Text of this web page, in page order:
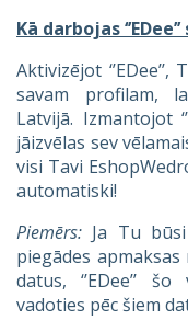
Kā darbojas
Aktivizējot
savam profilam,
Latvijā. Izmantojot
jāizvēlas sev
visi Tavi
automatiski!
Piemērs: Ja Tu
piegādes
datus, ‘’EDee’’
vadoties pēc šiem